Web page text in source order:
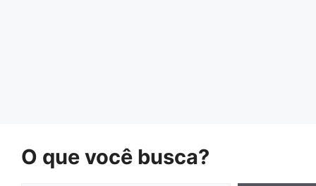
O que você busca?